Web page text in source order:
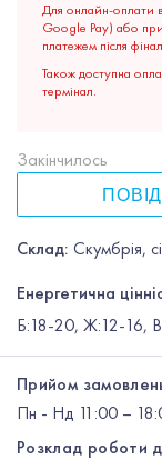
Для онлайн-оплати
Google Pay) або
платежем після
Також доступна
термінал.
Склад: Скумбрія,
Енергетична
Б:18-20, Ж:12-16,
Закінчилось
Прийом
Пн - Нд 11:00 –
Розклад роботи